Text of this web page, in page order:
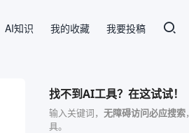
AI知识 我的收藏
我要投稿
找不到AI工具？在这试试！
输入关键词， 无障碍访问必应搜索
具。